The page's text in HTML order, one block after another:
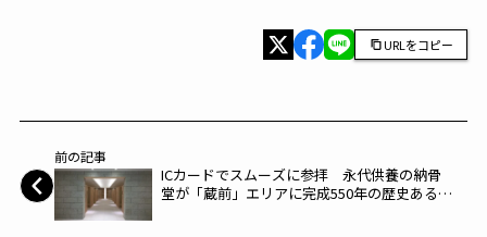
URLをコピー
前の記事
ICカードでスムーズに参拝 永代供養の納骨
堂が「蔵前」エリアに完成550年の歴史ある東